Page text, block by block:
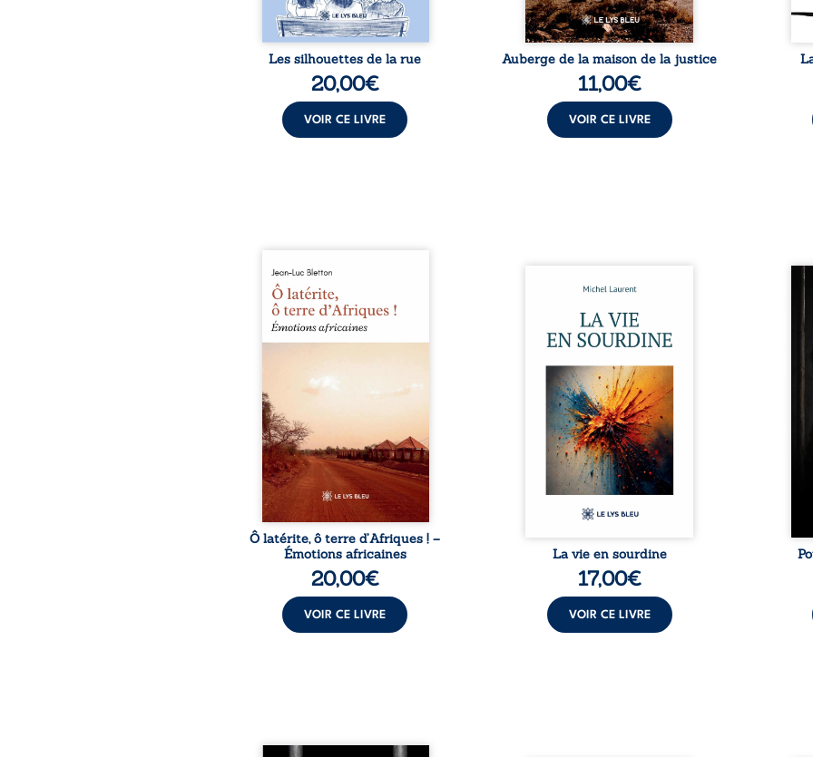
Les silhouettes de la rue
20,00€
VOIR CE LIVRE
Auberge de la maison de la justice
11,00€
VOIR CE LIVRE
Ô latérite, ô terre d’Afriques !
est un hommage poétique et
authentique aux paysages, aux
rencontres et aux émotions
brutes d’un continent en
reconstruction, entre
souvenirs intimes – la pluie à
Namoungou, le baobab de
Zagtouli – aux portraits
marquants – Thomas Sankara,
Hamadoun Dicko, le Vieux
Biokou – l’auteur partage des
instantanés ...
Ô latérite, ô terre d’Afriques ! –
Émotions africaines
20,00€
VOIR CE LIVRE
Nina et Pierre se sont
presque par hasard, et se sont
aimés simplement, persuadés
que la présence de l’autre
suffirait. Ils mènent une
existence modeste, rythmée
par le travail, la fatigue et les
silences. La mort de la mère de
Nina, chez qui ils vivent,
fragilise un équilibre déjà
précaire. Puis vient la
naissance de leur enfant, et le
basculement. ...
La vie en sourdine
17,00€
VOIR CE LIVRE
la
ont
la